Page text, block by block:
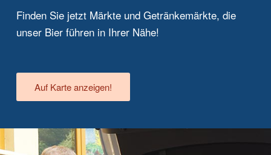
Finden Sie jetzt Märkte und Getränkemärkte, die
unser Bier führen in Ihrer Nähe!
Auf Karte anzeigen!